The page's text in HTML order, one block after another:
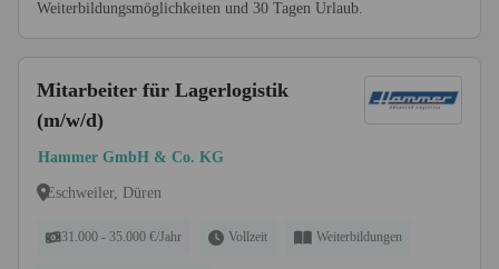
Weiterbildungsmöglichkeiten und 30 Tagen Urlaub.
Mitarbeiter für Lagerlogistik
(m/w/d)
Hammer GmbH & Co. KG
Eschweiler, Düren
31.000 - 35.000 €/Jahr Vollzeit Weiterbildungen